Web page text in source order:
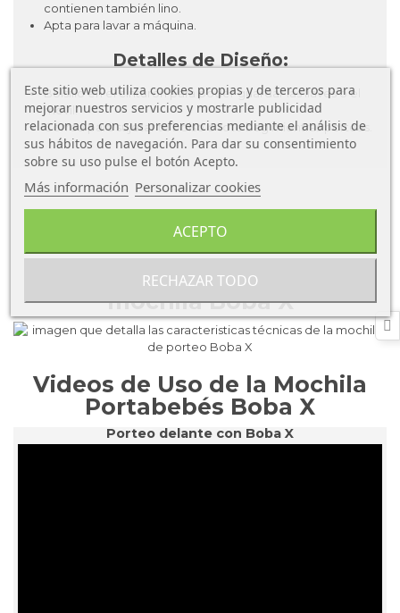
contienen también lino.
Apta para lavar a máquina.
Detalles de Diseño:
Bolsillo en el cinturón para poder guardar las llaves o el
móvil.
Correa para sujetar tu bolso o tote bag mientras porteas.
Características Técnicas de la
mochila Boba X
Videos de Uso de la Mochila
Portabebés Boba X
Porteo delante con Boba X
Este sitio web utiliza cookies propias y de terceros para
mejorar nuestros servicios y mostrarle publicidad
relacionada con sus preferencias mediante el análisis de
sus hábitos de navegación. Para dar su consentimiento
sobre su uso pulse el botón Acepto.
Más información Personalizar cookies
RECHAZAR TODO
ACEPTO